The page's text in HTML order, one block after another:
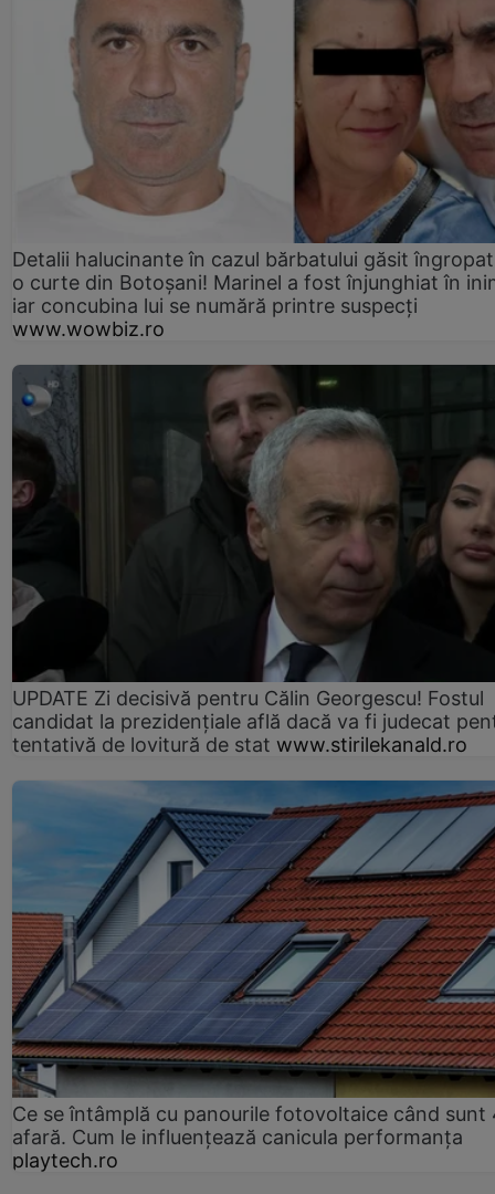
Detalii halucinante în cazul bărbatului găsit
o curte din Botoșani! Marinel a fost înjunghiat în
iar concubina lui se numără printre suspecți
www.wowbiz.ro
UPDATE Zi decisivă pentru Călin Georgescu! Fostul
candidat la prezidențiale află dacă va fi judecat
tentativă de lovitură de stat www.stirilekanald.ro
Ce se întâmplă cu panourile fotovoltaice când sunt
afară. Cum le influențează canicula performanța
playtech.ro